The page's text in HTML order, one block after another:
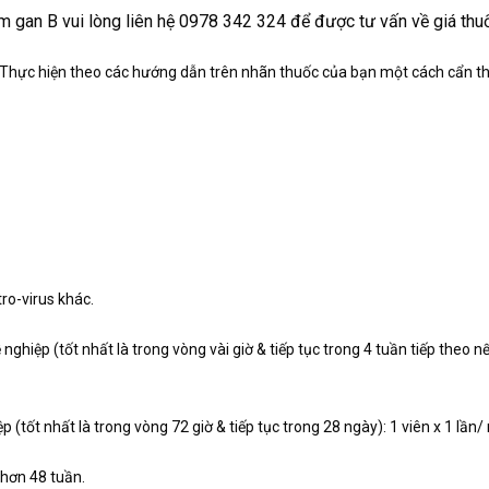
gan B vui lòng liên hệ 0978 342 324 để được tư vấn về giá
hiện theo các hướng dẫn trên nhãn thuốc của bạn một cách cẩn
virus khác.
(tốt nhất là trong vòng vài giờ & tiếp tục trong 4 tuần tiếp theo
(tốt nhất là trong vòng 72 giờ & tiếp tục trong 28 ngày): 1 viên x 1
48 tuần.